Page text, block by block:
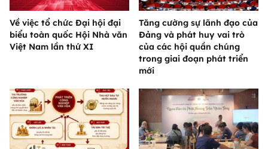
Về việc tổ chức Đại hội đại
biểu toàn quốc Hội Nhà văn
Việt Nam lần thứ XI
Tăng cường sự lãnh đạo của
Đảng và phát huy vai trò
của các hội quần chúng
trong giai đoạn phát triển
mới